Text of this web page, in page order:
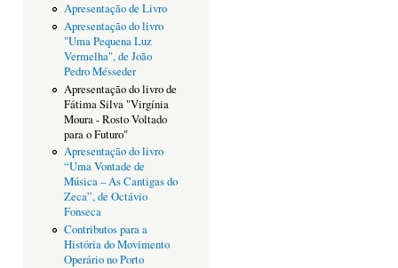
Apresentação de Livro
Apresentação do livro
"Uma Pequena Luz
Vermelha", de João
Pedro Mésseder
Apresentação do livro de
Fátima Silva "Virgínia
Moura - Rosto Voltado
para o Futuro"
Apresentação do livro
“Uma Vontade de
Música – As Cantigas do
Zeca”, de Octávio
Fonseca
Contributos para a
História do Movimento
Operário no Porto